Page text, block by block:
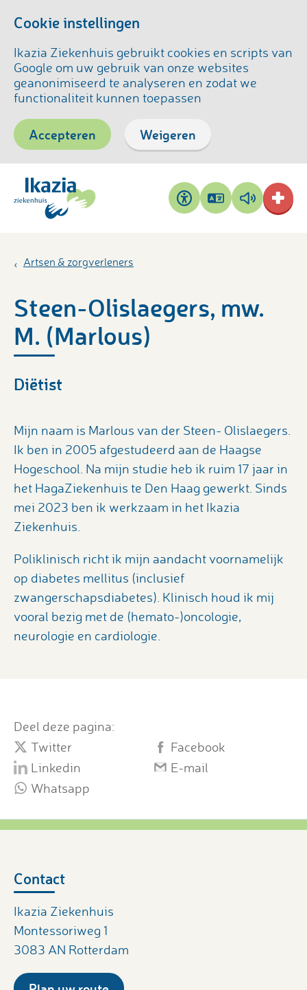
Cookie instellingen
Ikazia Ziekenhuis gebruikt cookies en scripts van
Google om uw gebruik van onze websites
geanonimiseerd te analyseren en zodat we
functionaliteit kunnen toepassen
Accepteren Weigeren
Toegankelijkheid
Pagina
vertalen
Pagina
voorlezen
Artsen & zorgverleners
Steen-Olislaegers, mw.
M. (Marlous)
Diëtist
Mijn naam is Marlous van der Steen- Olislaegers.
Ik ben in 2005 afgestudeerd aan de Haagse
Hogeschool. Na mijn studie heb ik ruim 17 jaar in
het HagaZiekenhuis te Den Haag gewerkt. Sinds
mei 2023 ben ik werkzaam in het Ikazia
Ziekenhuis.
Poliklinisch richt ik mijn aandacht voornamelijk
op diabetes mellitus (inclusief
zwangerschapsdiabetes). Klinisch houd ik mij
vooral bezig met de (hemato-)oncologie,
neurologie en cardiologie.
Deel deze pagina:
Twitter
Facebook
Linkedin
E-mail
Whatsapp
Contact
Ikazia Ziekenhuis
Montessoriweg 1
3083 AN Rotterdam